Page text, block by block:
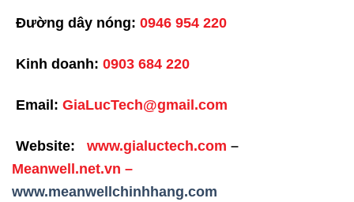
Đường dây nóng: 0946 954 220
Kinh doanh: 0903 684 220
Email: GiaLucTech@gmail.com
Website: www.gialuctech.com –
Meanwell.net.vn –
www.meanwellchinhhang.com